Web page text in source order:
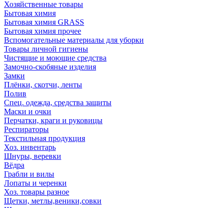
Хозяйственные товары
Бытовая химия
Бытовая химия GRASS
Бытовая химия прочее
Вспомогательные материалы для уборки
Товары личной гигиены
Чистящие и моющие средства
Замочно-скобяные изделия
Замки
Плёнки, скотчи, ленты
Полив
Спец. одежда, средства защиты
Маски и очки
Перчатки, краги и руковицы
Респираторы
Текстильная продукция
Хоз. инвентарь
Шнуры, веревки
Вёдра
Грабли и вилы
Лопаты и черенки
Хоз. товары разное
Щетки, метлы,веники,совки